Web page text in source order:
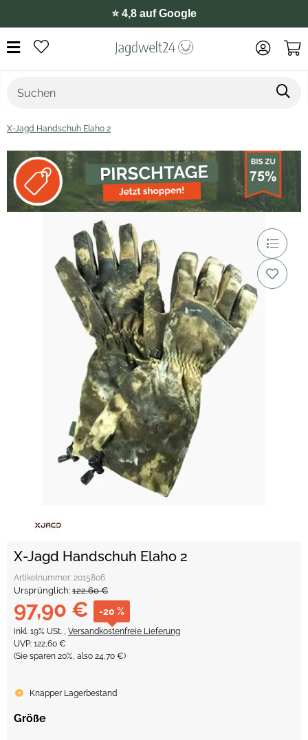
⭐️ 4,8 auf Google
X-Jagd Handschuh Elaho 2
X-Jagd Handschuh Elaho 2
Artikelnummer: 2015806
Ursprünglich: 122,60 €
97,90 € -20 %
inkl. 19% USt. , Versandkostenfreie Lieferung
UVP: 122,60 €
(Sie sparen 20%, also 24,70 €)
Knapper Lagerbestand
Größe